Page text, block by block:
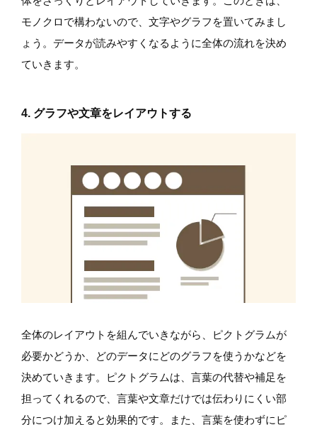
モノクロで構わないので、文字やグラフを置いてみまし
ょう。データが読みやすくなるように全体の流れを決め
ていきます。
4. グラフや文章をレイアウトする
全体のレイアウトを組んでいきながら、ピクトグラムが
必要かどうか、どのデータにどのグラフを使うかなどを
決めていきます。ピクトグラムは、言葉の代替や補足を
担ってくれるので、言葉や文章だけでは伝わりにくい部
分につけ加えると効果的です。また、言葉を使わずにピ